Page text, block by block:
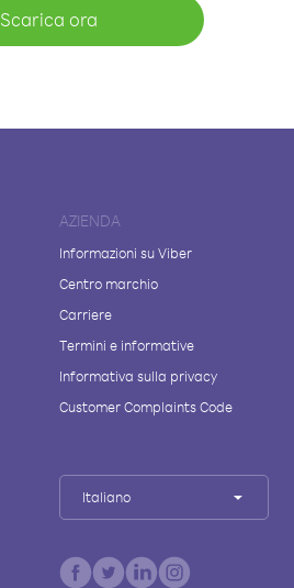
Scarica ora
AZIENDA
Informazioni su Viber
Centro marchio
Carriere
Termini e informative
Informativa sulla privacy
Customer Complaints Code
Italiano